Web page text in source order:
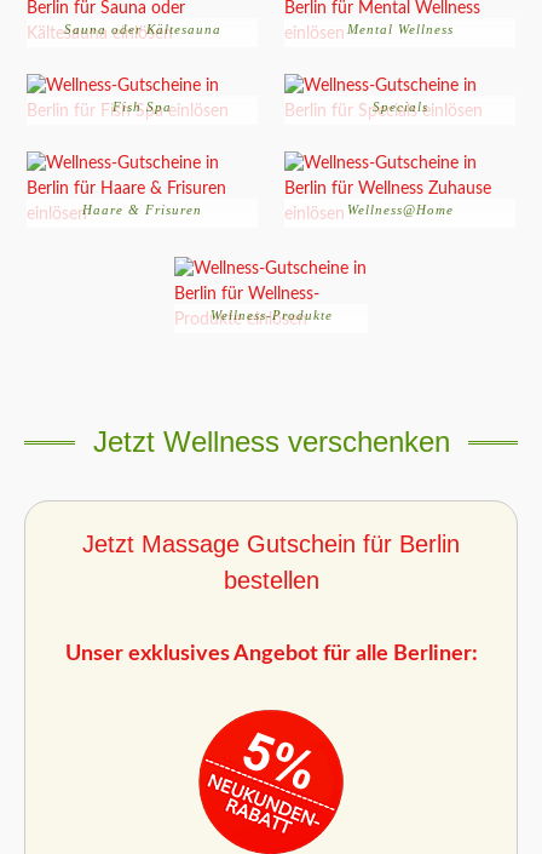
Sauna oder Kältesauna Mental Wellness
Fish Spa Specials
Haare & Frisuren Wellness@Home
Wellness-Produkte
Jetzt Wellness verschenken
Jetzt Massage Gutschein für Berlin
bestellen
Unser exklusives Angebot für alle Berliner: